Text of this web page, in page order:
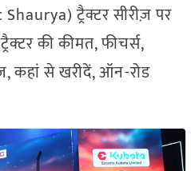
ट्रैक्टर सीरीज़ पर
की कीमत, फीचर्स,
कहां से खरीदें, ऑन-रोड